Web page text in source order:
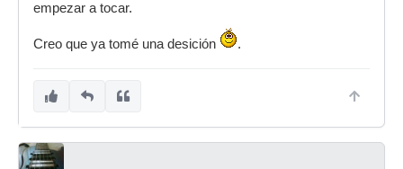
empezar a tocar.
Creo que ya tomé una desición .